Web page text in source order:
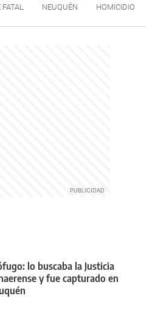
FATAL NEUQUÉN HOMICIDIO
lo buscaba la Justicia
y fue capturado en